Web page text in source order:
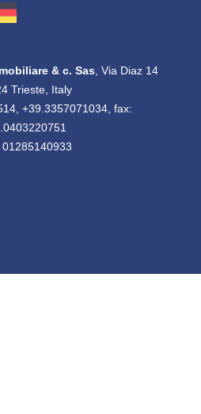
& c. Sas , Via Diaz 14
Trieste, Italy
+39.3357071034, fax:
01285140933